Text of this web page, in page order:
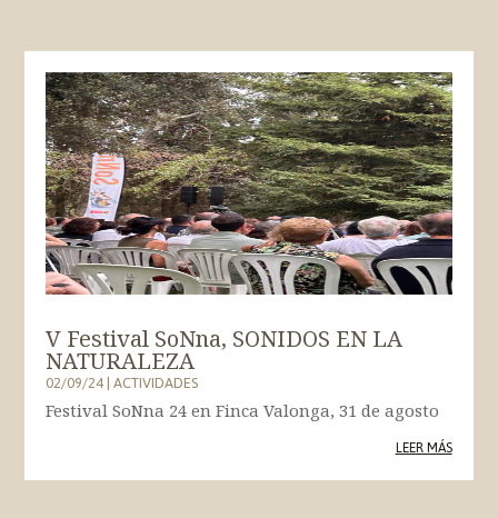
V Festival SoNna, SONIDOS EN LA
NATURALEZA
02/09/24|ACTIVIDADES
Festival SoNna 24 en Finca Valonga, 31 de agosto
LEER MÁS